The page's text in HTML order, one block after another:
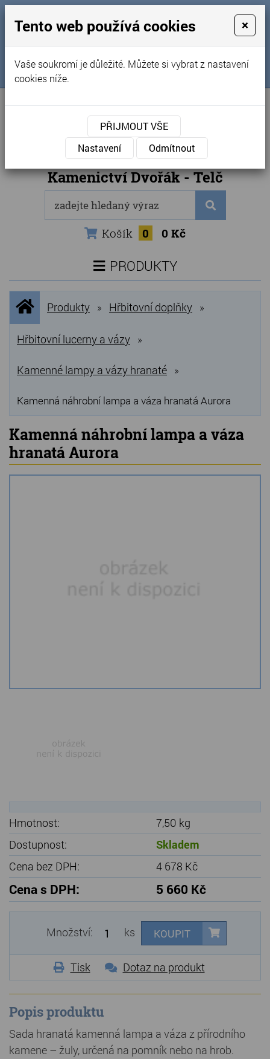
Obchodní podmínky
Kontakty
Naše kamenictví
Sledujte nás na FB
Internetový obchod
Kamenictví Dvořák - Telč
Košík 0 0 Kč
PRODUKTY
NOVINKY
NEJPRODÁVANĚJŠÍ
VÝPRODEJ
Produkty
Grilovací, pečící kameny
Lávové grilovací kameny
Kamenné truhlíky
Chladící kostky a puky
Kamenné stoly, konferenční stolky
Barevné kamenné drti
Údržba a čištění kamene
Úvodní
stránka
Produkty » Hřbitovní doplňky »
Hřbitovní lucerny a vázy »
Kamenné lampy a vázy hranaté »
Kamenná náhrobní lampa a váza hranatá Aurora
Kamenná náhrobní lampa a váza
hranatá Aurora
Hmotnost:
7,50 kg
Dostupnost:
Skladem
Cena bez DPH:
4 678 Kč
Cena s DPH: 5 660 Kč
Množství: ks KOUPIT
Tisk Dotaz na produkt
Popis produktu
Sada hranatá kamenná lampa a váza z přírodního
kamene – žuly, určená na pomník nebo na hrob.
Tento web používá cookies ×
Vaše soukromí je důležité. Můžete si vybrat z nastavení
cookies níže.
PŘIJMOUT VŠE
Nastavení
Odmítnout